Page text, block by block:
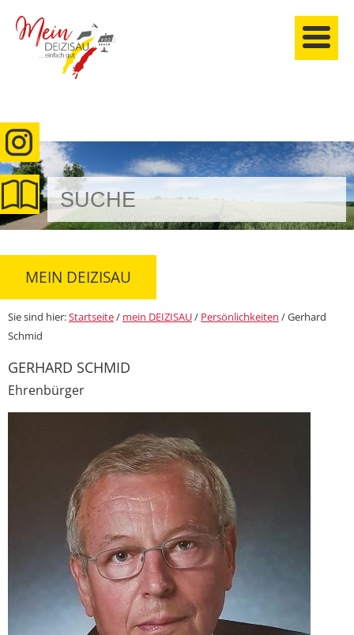
anmelden
MEIN DEIZISAU
Sie sind hier:Startseite/ mein DEIZISAU/ Persönlichkeiten /Gerhard
Schmid
GERHARD SCHMID
Ehrenbürger